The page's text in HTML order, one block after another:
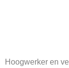
Hoogwerker en